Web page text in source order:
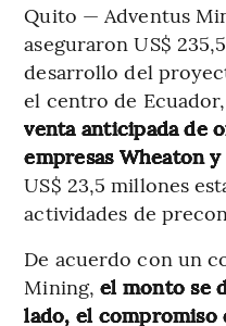
Quito — Adventus
aseguraron US$
desarrollo del
el centro de Ecuador,
venta anticipada de
empresas Wheaton
US$ 23,5 millones
actividades de
De acuerdo con un
Mining,el monto se
lado, el compromiso